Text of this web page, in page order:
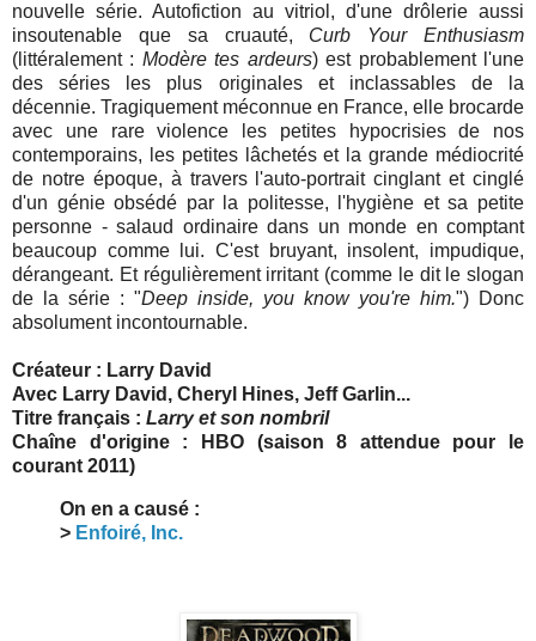
nouvelle série. Autofiction au vitriol, d'une drôlerie aussi
insoutenable que sa cruauté, Curb Your Enthusiasm
(littéralement : Modère tes ardeurs) est probablement l'une
des séries les plus originales et inclassables de la
décennie. Tragiquement méconnue en France, elle brocarde
avec une rare violence les petites hypocrisies de nos
contemporains, les petites lâchetés et la grande médiocrité
de notre époque, à travers l'auto-portrait cinglant et cinglé
d'un génie obsédé par la politesse, l'hygiène et sa petite
personne - salaud ordinaire dans un monde en comptant
beaucoup comme lui. C'est bruyant, insolent, impudique,
dérangeant. Et régulièrement irritant (comme le dit le slogan
de la série : "Deep inside, you know you're him.") Donc
absolument incontournable.
Créateur : Larry David
Avec Larry David, Cheryl Hines, Jeff Garlin...
Titre français : Larry et son nombril
Chaîne d'origine : HBO (saison 8 attendue pour le
courant 2011)
On en a causé :
> Enfoiré, Inc.